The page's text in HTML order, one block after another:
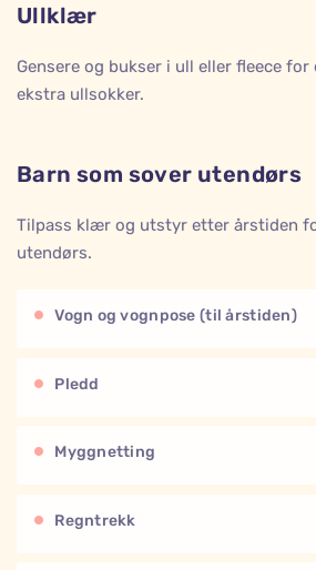
Ullklær
Gensere og bukser i ull eller fleece
ekstra ullsokker.
Barn som sover utendørs
Tilpass klær og utstyr etter årstiden
utendørs.
Vogn og vognpose (til årstiden)
Pledd
Myggnetting
Regntrekk